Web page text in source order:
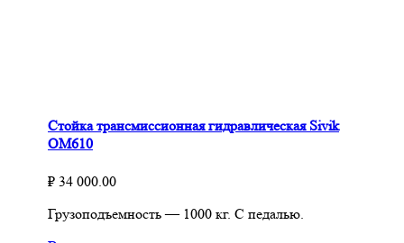
Стойка трансмиссионная гидравлическая Sivik
ОМ610
₽ 34 000.00
Грузоподъемность — 1000 кг. С педалью.